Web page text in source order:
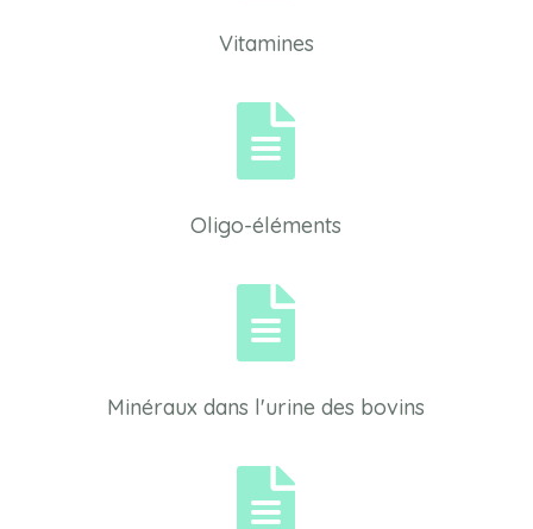
Vitamines

Oligo-éléments

Minéraux dans l'urine des bovins
